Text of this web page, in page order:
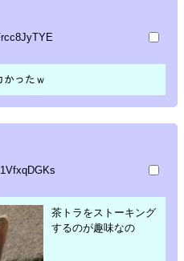
かったｗ
茶トラをストーキング
するのが趣味なの